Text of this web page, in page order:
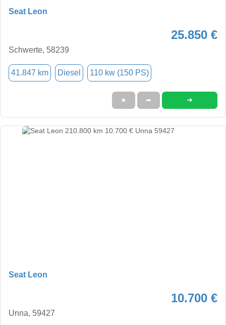
Seat Leon
25.850 €
Schwerte, 58239
41.847 km Diesel 110 kw (150 PS)
★ ➦ ➜
Seat Leon
10.700 €
Unna, 59427